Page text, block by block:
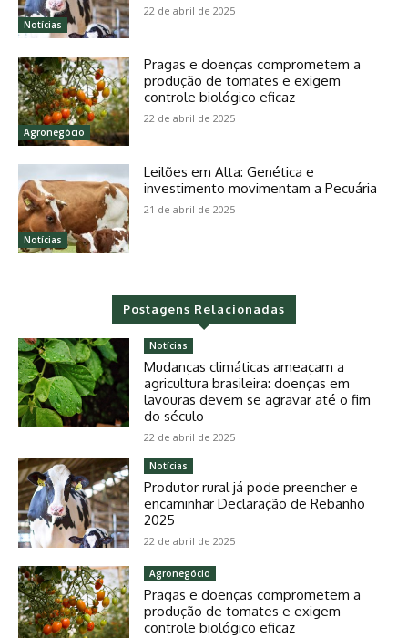
Notícias
22 de abril de 2025
Agronegócio
Pragas e doenças comprometem a
produção de tomates e exigem
controle biológico eficaz
22 de abril de 2025
Notícias
Leilões em Alta: Genética e
investimento movimentam a Pecuária
21 de abril de 2025
Postagens Relacionadas
Notícias
Mudanças climáticas ameaçam a
agricultura brasileira: doenças em
lavouras devem se agravar até o fim
do século
22 de abril de 2025
Notícias
Produtor rural já pode preencher e
encaminhar Declaração de Rebanho
2025
22 de abril de 2025
Agronegócio
Pragas e doenças comprometem a
produção de tomates e exigem
controle biológico eficaz